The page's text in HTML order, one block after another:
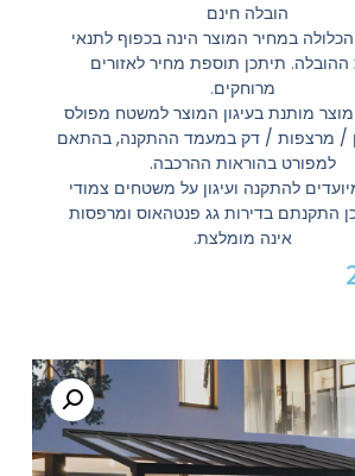
הובלה חינם
במחיר המוצר הינה בכפוף לתנאי
תיתכן תוספת מחיר לאזורים
מרוחקים.
מותנת בעיגון המוצר למשטח מפולס
/ מרצפות / דק במעמד ההתקנה, בהתאם
למפורט בהוראות ההרכבה.
להתקנה ועיגון על משטחים צמודי
התקנתם בדירות גג פנטהאוס ומרפסות
אינה מומלצת.